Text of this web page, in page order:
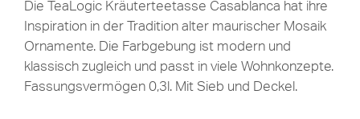
Die TeaLogic Kräuterteetasse Casablanca hat ihre
Inspiration in der Tradition alter maurischer Mosaik
Ornamente. Die Farbgebung ist modern und
klassisch zugleich und passt in viele Wohnkonzepte.
Fassungsvermögen 0,3l. Mit Sieb und Deckel.